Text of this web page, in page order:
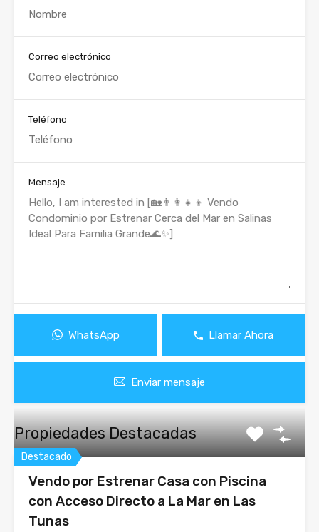
Correo electrónico
Teléfono
Mensaje
WhatsApp Llamar Ahora
Enviar mensaje
Propiedades Destacadas
Destacado
Vendo por Estrenar Casa con Piscina
con Acceso Directo a La Mar en Las
Tunas